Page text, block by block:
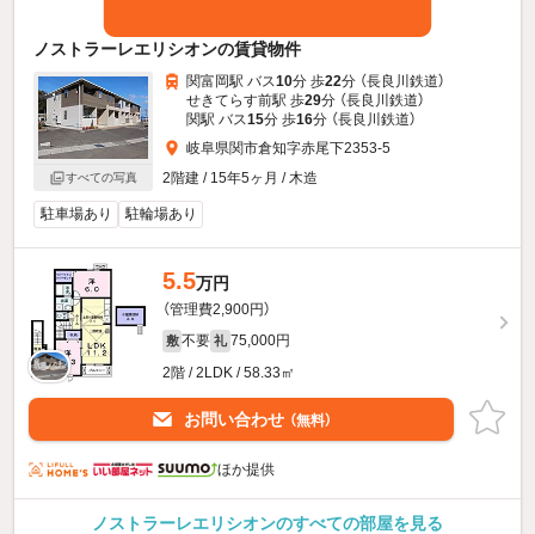
ノストラーレエリシオンの賃貸物件
すべての写真
関富岡駅 バス10分 歩22分 （長良川鉄道）
せきてらす前駅 歩29分 （長良川鉄道）
関駅 バス15分 歩16分 （長良川鉄道）
岐阜県関市倉知字赤尾下2353-5
2階建 / 15年5ヶ月 / 木造
駐車場あり 駐輪場あり
5.5万円
（管理費2,900円）
敷 不要 礼 75,000円
2階 / 2LDK / 58.33㎡
お問い合わせ （無料）
ほか提供
ノストラーレエリシオンのすべての部屋を見る